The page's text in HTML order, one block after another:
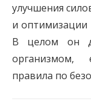
улучшения
и оптимизации
В целом он
организмом,
правила по